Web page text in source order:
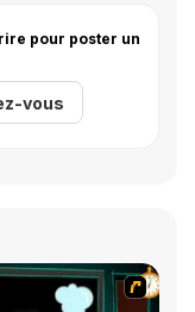
pour poster un
vous